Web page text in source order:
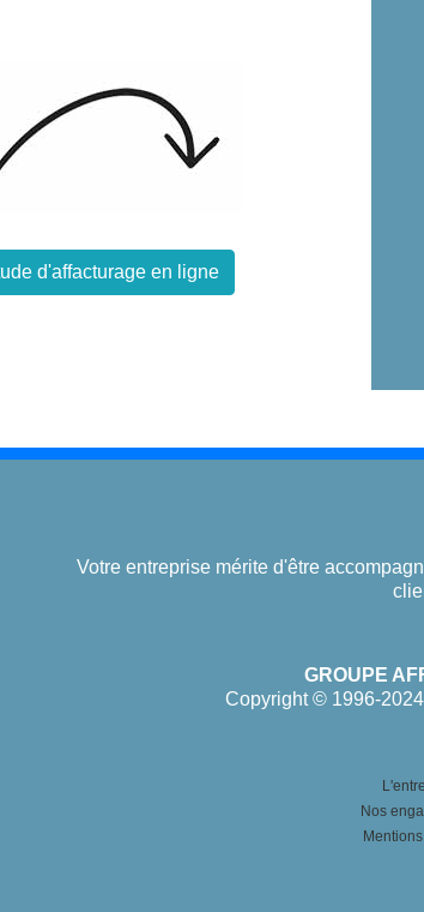
d'affacturage en ligne
Votre entreprise mérite d'être
GROUPE
Copyright © 1996-2024
Nos